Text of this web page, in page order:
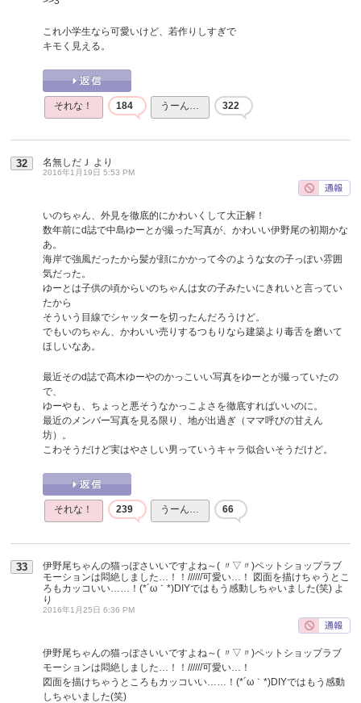
これ小学生なら可愛いけど、若作りしすぎで
キモく見える。
それな！ 184 うーん… 322
32 名無しだＪ より
2016年1月19日 5:53 PM
いのちゃん、外見を徹底的にかわいくして大正解！
数年前にd誌で中島ゆーとが撮った写真が、かわいい伊野尾の初期かな
あ。
海岸で強風だったから髪が顔にかかって今のような女の子っぽい雰囲
気だった。
ゆーとは子供の頃からいのちゃんは女の子みたいにきれいと言ってい
たから
そういう目線でシャッターを切ったんだろうけど。
でもいのちゃん、かわいい売りするつもりなら建築より毒舌を磨いて
ほしいなあ。
最近そのd誌で髙木ゆーやのかっこいい写真をゆーとが撮っていたの
で、
ゆーやも、ちょっと悪そうなかっこよさを徹底すればいいのに。
最近のメンバー写真を見る限り、地が出過ぎ（ママ呼びの甘えん
坊）。
こわそうだけど実はやさしい男っていうキャラ似合いそうだけど。
それな！ 239 うーん… 66
33
伊野尾ちゃんの猫っぽさいいですよね～( 〃▽〃)ペットショップラブ
モーションは悶絶しました…！！//////可愛い…！ 図面を描けちゃうとこ
ろもカッコいい……！(*´ω｀*)DIYではもう感動しちゃいました(笑) よ
り
2016年1月25日 6:36 PM
伊野尾ちゃんの猫っぽさいいですよね～( 〃▽〃)ペットショップラブ
モーションは悶絶しました…！！//////可愛い…！
図面を描けちゃうところもカッコいい……！(*´ω｀*)DIYではもう感動
しちゃいました(笑)